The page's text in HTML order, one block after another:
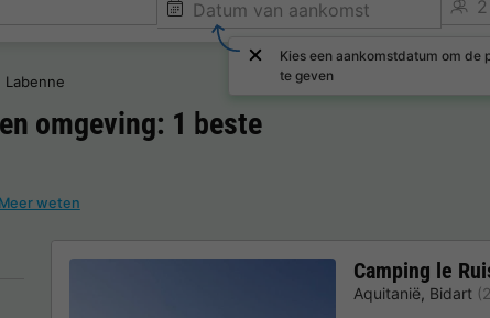
Kies een aankomstdatum om de
te geven
Labenne
en omgeving: 1 beste
Meer weten
Camping le
Aquitanië, Bidart